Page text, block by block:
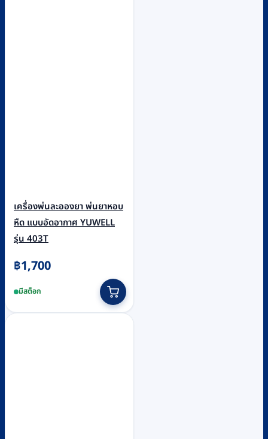
เครื่องพ่นละอองยา พ่นยาหอบ
หืด แบบอัดอากาศ YUWELL
รุ่น 403T
฿1,700
มีสต็อก